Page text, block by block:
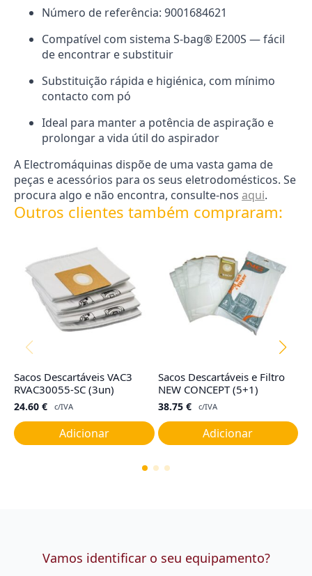
Número de referência: 9001684621
Compatível com sistema S-bag® E200S — fácil
de encontrar e substituir
Substituição rápida e higiénica, com mínimo
contacto com pó
Ideal para manter a potência de aspiração e
prolongar a vida útil do aspirador
A Electromáquinas dispõe de uma vasta gama de
peças e acessórios para os seus eletrodomésticos. Se
procura algo e não encontra, consulte-nos aqui.
Outros clientes também compraram:
Sacos Descartáveis VAC3
RVAC30055-SC (3un)
24.60 € c/IVA
Adicionar
Sacos Descartáveis e Filtro
NEW CONCEPT (5+1)
38.75 € c/IVA
Adicionar
Vamos identificar o seu equipamento?